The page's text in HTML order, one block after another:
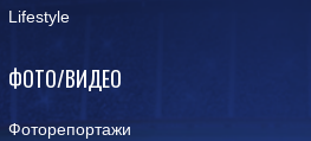
Lifestyle
ФОТО/ВИДЕО
Фоторепортажи